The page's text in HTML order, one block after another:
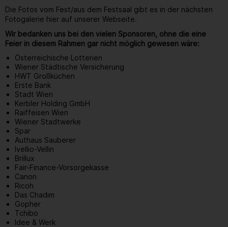
Die Fotos vom Fest/aus dem Festsaal gibt es in der nächsten
Fotogalerie hier auf unserer Webseite.
Wir bedanken uns bei den vielen Sponsoren, ohne die eine
Feier in diesem Rahmen gar nicht möglich gewesen wäre:
Österreichische Lotterien
Wiener Städtische Versicherung
HWT Großküchen
Erste Bank
Stadt Wien
Kerbler Holding GmbH
Raiffeisen Wien
Wiener Stadtwerke
Spar
Authaus Sauberer
Ivellio-Vellin
Brillux
Fair-Finance-Vorsorgekasse
Canon
Ricoh
Das Chadim
Gopher
Tchibo
Idee & Werk